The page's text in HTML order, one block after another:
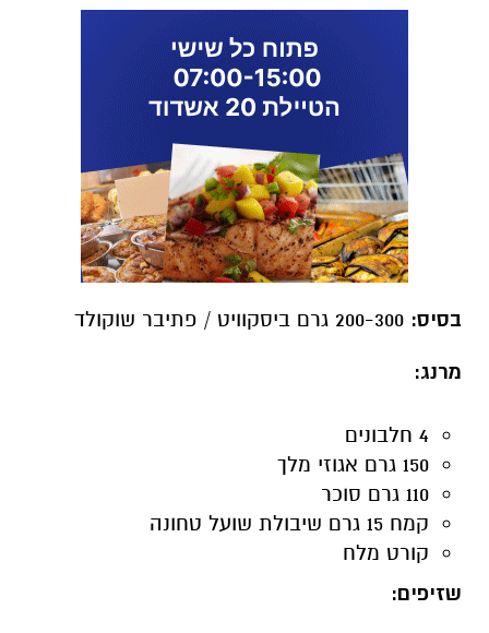
בסיס: 200-300 גרם ביסקוויט / פתיבר שוקולד
מרנג:
4 חלבונים
150 גרם אגוזי מלך
110 גרם סוכר
קמח 15 גרם שיבולת שועל טחונה
קורט מלח
שזיפים: